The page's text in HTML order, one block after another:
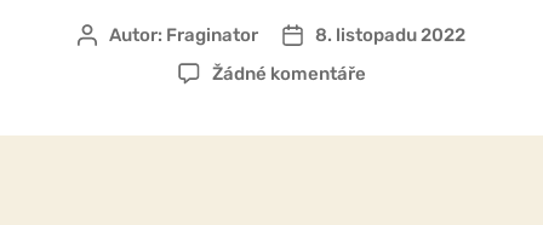
AutorAutor: Fraginator
Datum
příspěvku
8. listopadu 2022
Žádné komentářeu